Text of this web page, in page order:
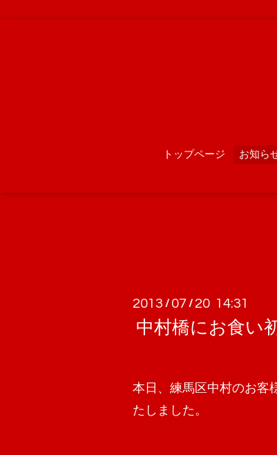
トップページ お知ら
2013 / 07 / 20 14:31
中村橋にお食い
本日、練馬区中村のお客
たしました。